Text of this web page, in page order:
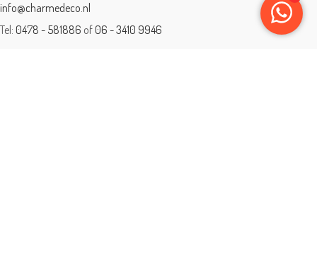
info@charmedeco.nl
Tel: 0478 - 581886 of 06 - 3410 9946